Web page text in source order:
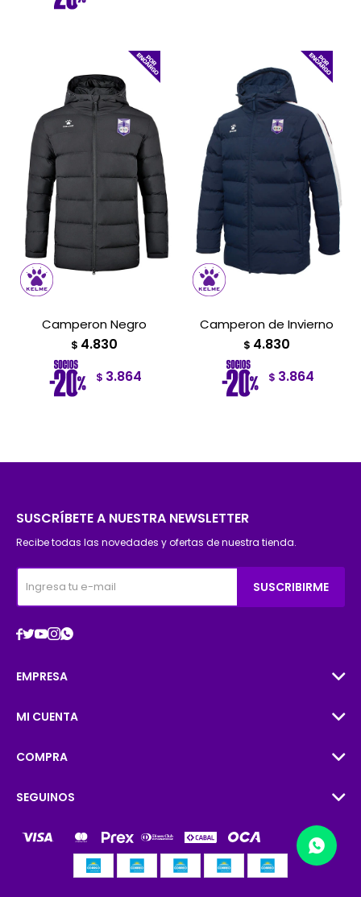
Camperon Negro
$ 4.830
$ 3.864
Camperon de Invierno
$ 4.830
$ 3.864
SUSCRÍBETE A NUESTRA NEWSLETTER
Recibe todas las novedades y ofertas de nuestra tienda.
SUSCRIBIRME

EMPRESA
MI CUENTA
COMPRA
SEGUINOS